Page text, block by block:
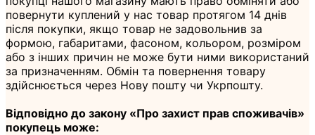
повернути куплений у нас товар протягом 14 днів
після покупки, якщо товар не задовольнив за
формою, габаритами, фасоном, кольором, розміром
або з інших причин не може бути ними використаний
за призначенням. Обмін та повернення товару
здійснюється через Нову пошту чи Укрпошту.
Відповідно до закону «Про захист прав споживачів»
покупець може: